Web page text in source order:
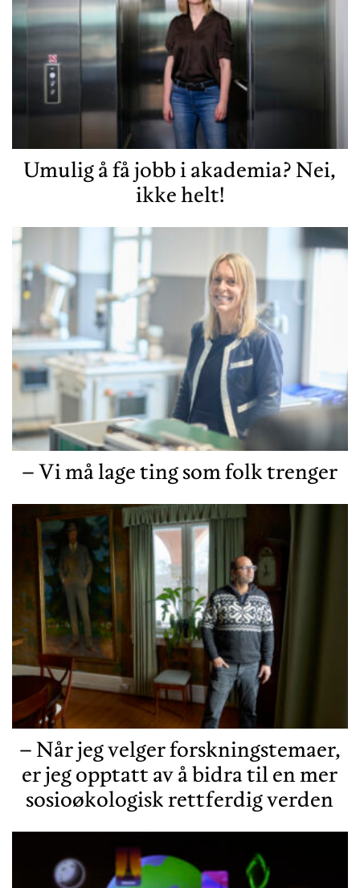
Umulig å få jobb i akademia? Nei,
ikke helt!
– Vi må lage ting som folk trenger
– Når jeg velger forskningstemaer,
er jeg opptatt av å bidra til en mer
sosioøkologisk rettferdig verden